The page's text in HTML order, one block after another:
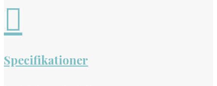

Specifikationer